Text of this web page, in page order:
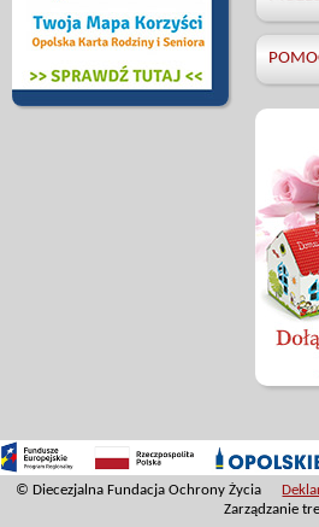
© Diecezjalna Fundacja Ochrony Życia
Zarządzanie